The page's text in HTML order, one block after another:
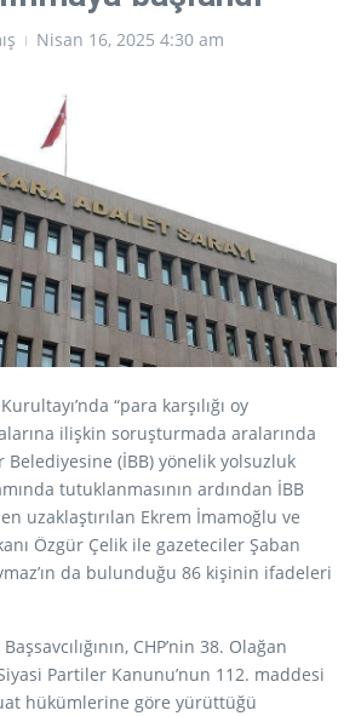
Nisan 16, 2025 4:30 am
“para karşılığı oy
ilişkin soruşturmada aralarında
(İBB) yönelik yolsuzluk
tutuklanmasının ardından İBB
uzaklaştırılan Ekrem İmamoğlu ve
Özgür Çelik ile gazeteciler Şaban
da bulunduğu 86 kişinin ifadeleri
CHP’nin 38. Olağan
Partiler Kanunu’nun 112. maddesi
hükümlerine göre yürüttüğü